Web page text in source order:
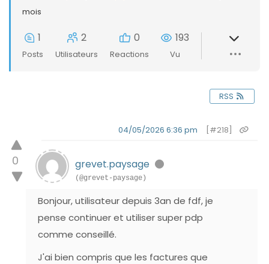
mois
1
Posts
2
Utilisateurs
0
Reactions
193
Vu
RSS
0
[#218]
04/05/2026 6:36 pm
grevet.paysage
(@grevet-paysage)
Bonjour, utilisateur depuis 3an de fdf, je
pense continuer et utiliser super pdp
comme conseillé.
J'ai bien compris que les factures que